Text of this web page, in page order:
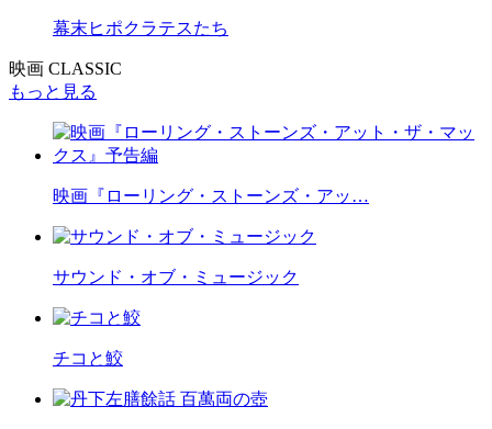
幕末ヒポクラテスたち
映画 CLASSIC
もっと見る
映画『ローリング・ストーンズ・アッ…
サウンド・オブ・ミュージック
チコと鮫